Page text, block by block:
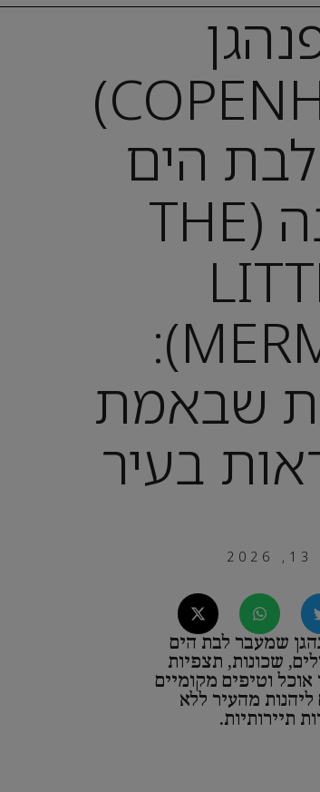
(COPENHAGEN)
הים
הקטנה (THE
MERMAID):
שבאמת
בעיר
שמעבר לבת הים
שכונות, תצפיות
אוכל וטיפים מקומיים
ליהנות מהעיר ללא
תיירותיות.